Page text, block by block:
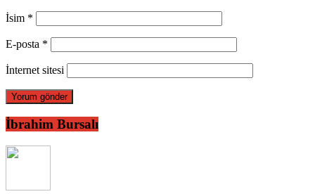
İsim *
E-posta *
İnternet sitesi
İbrahim Bursalı